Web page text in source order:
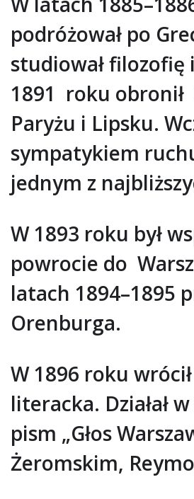
podróżował po
studiował filozofię
1891 roku obronił
Paryżu i Lipsku.
sympatykiem
jednym z
W 1893 roku był
powrocie do
latach 1894–1895
Orenburga.
W 1896 roku
literacka. Działał
pism „Głos
Żeromskim,